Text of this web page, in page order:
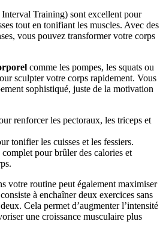
Training) sont excellent pour
tout en tonifiant les muscles. Avec des
vous pouvez transformer votre corps
comme les pompes, les squats ou
sculpter votre corps rapidement. Vous
sophistiqué, juste de la motivation
renforcer les pectoraux, les triceps et
tonifier les cuisses et les fessiers.
pour brûler des calories et
votre routine peut également maximiser
à enchaîner deux exercices sans
Cela permet d’augmenter l’intensité
une croissance musculaire plus